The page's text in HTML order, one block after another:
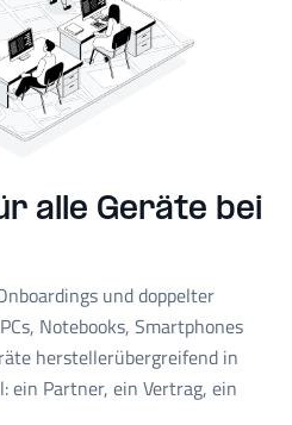
alle Geräte bei
und doppelter
Notebooks, Smartphones
herstellerübergreifend in
ein Partner, ein Vertrag, ein